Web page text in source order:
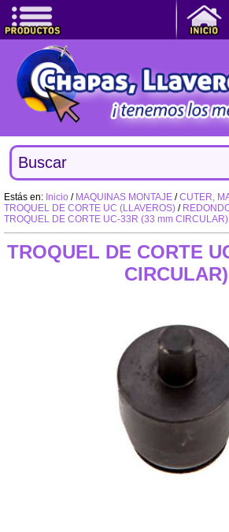
Estás en: Inicio / MAQUINAS MONTAJE /CUTER,
TROQUEL DE CORTE UC (LLAVEROS) /
TROQUEL DE CORTE UC-33R (33 mm CIRCULAR)
TROQUEL DE CORTE
CIRCULAR)